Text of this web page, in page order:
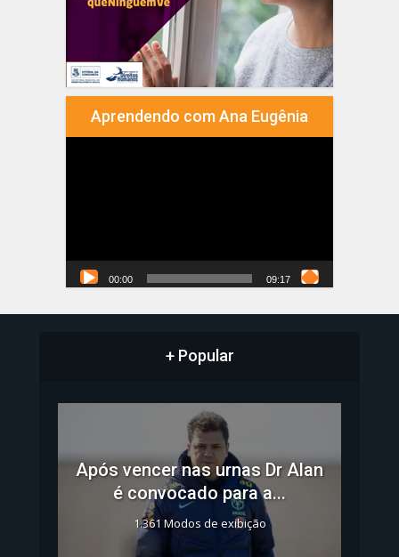
Aprendendo com Ana Eugênia
00:00 09:17
+ Popular
Após vencer nas urnas Dr Alan
é convocado para a...
1.361 Modos de exibição